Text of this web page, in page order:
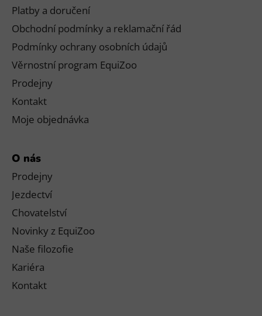
Platby a doručení
Obchodní podmínky a reklamační řád
Podmínky ochrany osobních údajů
Věrnostní program EquiZoo
Prodejny
Kontakt
Moje objednávka
O nás
Prodejny
Jezdectví
Chovatelství
Novinky z EquiZoo
Naše filozofie
Kariéra
Kontakt